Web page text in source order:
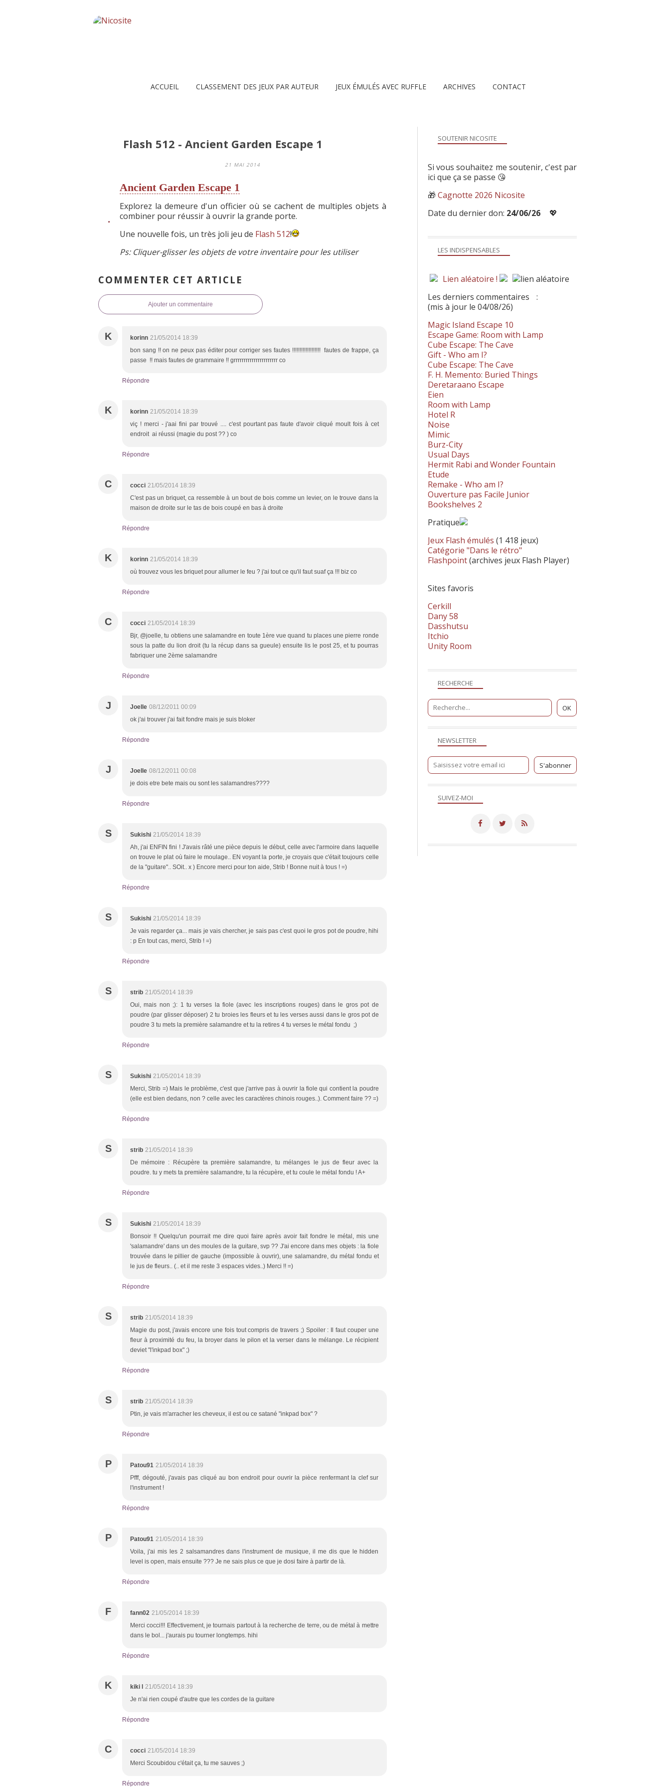
ACCUEIL CLASSEMENT DES JEUX PAR AUTEUR JEUX ÉMULÉS AVEC RUFFLE ARCHIVES CONTACT
Flash 512 - Ancient Garden Escape 1
21 MAI 2014
Ancient Garden Escape 1
Explorez la demeure d'un officier où se cachent de multiples objets à
combiner pour réussir à ouvrir la grande porte.
Une nouvelle fois, un très joli jeu de Flash 512!
Ps: Cliquer-glisser les objets de votre inventaire pour les utiliser
COMMENTER CET ARTICLE
Ajouter un commentaire
K korinn 21/05/2014 18:39
bon sang !! on ne peux pas éditer pour corriger ses fautes !!!!!!!!!!!!!!!!!!! fautes de frappe, ça
passe !! mais fautes de grammaire !! grrrrrrrrrrrrrrrrrrrrrr co
Répondre
K korinn 21/05/2014 18:39
viç ! merci - j'aai fini par trouvé .... c'est pourtant pas faute d'avoir cliqué moult fois à cet
endroit ai réussi (magie du post ?? ) co
Répondre
C cocci 21/05/2014 18:39
C'est pas un briquet, ca ressemble à un bout de bois comme un levier, on le trouve dans la
maison de droite sur le tas de bois coupé en bas à droite
Répondre
K korinn 21/05/2014 18:39
où trouvez vous les briquet pour allumer le feu ? j'ai tout ce qu'il faut suaf ça !!! biz co
Répondre
C cocci 21/05/2014 18:39
Bjr, @joelle, tu obtiens une salamandre en toute 1ère vue quand tu places une pierre ronde
sous la patte du lion droit (tu la récup dans sa gueule) ensuite lis le post 25, et tu pourras
fabriquer une 2ème salamandre
Répondre
J Joelle 08/12/2011 00:09
ok j'ai trouver j'ai fait fondre mais je suis bloker
Répondre
J Joelle 08/12/2011 00:08
je dois etre bete mais ou sont les salamandres????
Répondre
S Sukishi 21/05/2014 18:39
Ah, j'ai ENFIN fini ! J'avais râté une pièce depuis le début, celle avec l'armoire dans laquelle
on trouve le plat où faire le moulage.. EN voyant la porte, je croyais que c'était toujours celle
de la "guitare".. SOit.. x ) Encore merci pour ton aide, Strib ! Bonne nuit à tous ! =)
Répondre
S Sukishi 21/05/2014 18:39
Je vais regarder ça... mais je vais chercher, je sais pas c'est quoi le gros pot de poudre, hihi
: p En tout cas, merci, Strib ! =)
Répondre
S strib 21/05/2014 18:39
Oui, mais non ;): 1 tu verses la fiole (avec les inscriptions rouges) dans le gros pot de
poudre (par glisser déposer) 2 tu broies les fleurs et tu les verses aussi dans le gros pot de
poudre 3 tu mets la première salamandre et tu la retires 4 tu verses le métal fondu ;)
Répondre
S Sukishi 21/05/2014 18:39
Merci, Strib =) Mais le problème, c'est que j'arrive pas à ouvrir la fiole qui contient la poudre
(elle est bien dedans, non ? celle avec les caractères chinois rouges..). Comment faire ?? =)
Répondre
S strib 21/05/2014 18:39
De mémoire : Récupère ta première salamandre, tu mélanges le jus de fleur avec la
poudre. tu y mets ta première salamandre, tu la récupère, et tu coule le métal fondu ! A+
Répondre
S Sukishi 21/05/2014 18:39
Bonsoir !! Quelqu'un pourrait me dire quoi faire après avoir fait fondre le métal, mis une
'salamandre' dans un des moules de la guitare, svp ?? J'ai encore dans mes objets : la fiole
trouvée dans le pillier de gauche (impossible à ouvrir), une salamandre, du métal fondu et
le jus de fleurs.. (.. et il me reste 3 espaces vides..) Merci !! =)
Répondre
S strib 21/05/2014 18:39
Magie du post, j'avais encore une fois tout compris de travers ;) Spoiler : Il faut couper une
fleur à proximité du feu, la broyer dans le pilon et la verser dans le mélange. Le récipient
deviet "l'inkpad box" ;)
Répondre
S strib 21/05/2014 18:39
Ptin, je vais m'arracher les cheveux, il est ou ce satané "inkpad box" ?
Répondre
P Patou91 21/05/2014 18:39
Pfff, dégouté, j'avais pas cliqué au bon endroit pour ouvrir la pièce renfermant la clef sur
l'instrument !
Répondre
P Patou91 21/05/2014 18:39
Voila, j'ai mis les 2 salsamandres dans l'instrument de musique, il me dis que le hidden
level is open, mais ensuite ??? Je ne sais plus ce que je dosi faire à partir de là.
Répondre
F fann02 21/05/2014 18:39
Merci cocci!!! Effectivement, je tournais partout à la recherche de terre, ou de métal à mettre
dans le bol... j'aurais pu tourner longtemps. hihi
Répondre
K kiki l
21/05/2014 18:39
Je n'ai rien coupé d'autre que les cordes de la guitare
Répondre
C cocci 21/05/2014 18:39
Merci Scoubidou c'était ça, tu me sauves ;)
Répondre
NEWSLETTER
SUIVEZ-MOI
RECHERCHE
LES INDISPENSABLES
Lien aléatoire !
Les derniers commentaires
:
(mis à jour le 04/08/26)
Magic Island Escape 10
Escape Game: Room with Lamp
Cube Escape: The Cave
Gift - Who am I?
Cube Escape: The Cave
F. H. Memento: Buried Things
Deretaraano Escape
Eien
Room with Lamp
Hotel R
Noise
Mimic
Burz-City
Usual Days
Hermit Rabi and Wonder Fountain
Etude
Remake - Who am I?
Ouverture pas Facile Junior
Bookshelves 2
Pratique
Jeux Flash émulés (1 418 jeux)
Catégorie "Dans le rétro"
Flashpoint(archives jeux Flash Player)
Sites favoris
Cerkill
Dany 58
Dasshutsu
Itchio
Unity Room
SOUTENIR NICOSITE
Si vous souhaitez me soutenir, c'est par
ici que ça se passe 😘
🎁 Cagnotte 2026 Nicosite
Date du dernier don: 24/06/26 💖